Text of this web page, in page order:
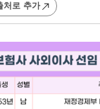
처로 추가